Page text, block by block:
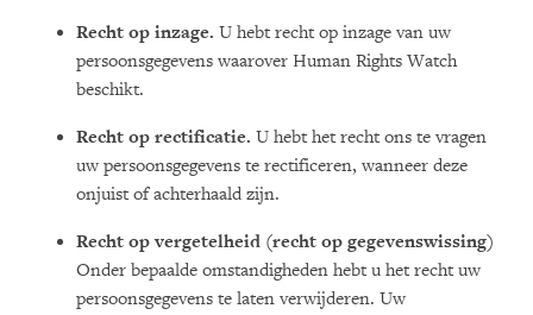
Recht op inzage. U hebt recht op inzage van uw
persoonsgegevens waarover Human Rights Watch
beschikt.
Recht op rectificatie. U hebt het recht ons te vragen
uw persoonsgegevens te rectificeren, wanneer deze
onjuist of achterhaald zijn.
Recht op vergetelheid (recht op gegevenswissing)
Onder bepaalde omstandigheden hebt u het recht uw
persoonsgegevens te laten verwijderen. Uw